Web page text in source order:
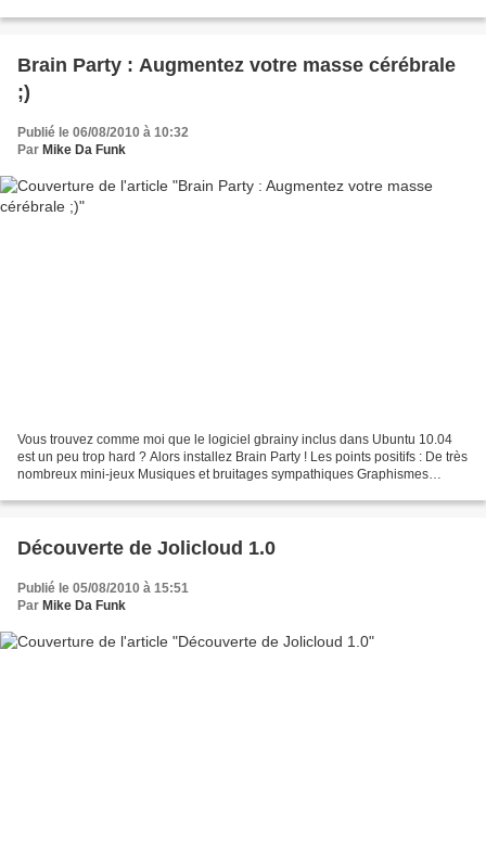
Brain Party : Augmentez votre masse cérébrale
;)
Publié le 06/08/2010 à 10:32
Par Mike Da Funk
Vous trouvez comme moi que le logiciel gbrainy inclus dans Ubuntu 10.04
est un peu trop hard ? Alors installez Brain Party ! Les points positifs : De très
nombreux mini-jeux Musiques et bruitages sympathiques Graphismes
Découverte de Jolicloud 1.0
Publié le 05/08/2010 à 15:51
Par Mike Da Funk